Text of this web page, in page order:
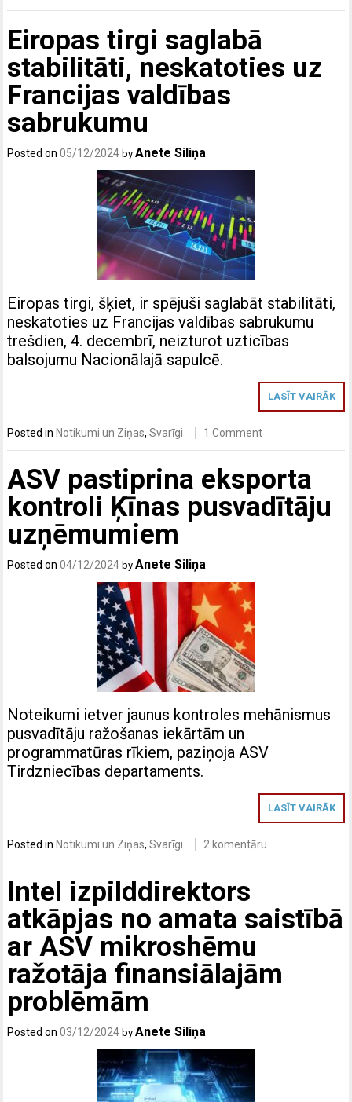
Eiropas tirgi saglabā
stabilitāti, neskatoties uz
Francijas valdības
sabrukumu
Posted on05/12/2024 byAnete Siliņa
Eiropas tirgi, šķiet, ir spējuši saglabāt stabilitāti,
neskatoties uz Francijas valdības sabrukumu
trešdien, 4. decembrī, neizturot uzticības
balsojumu Nacionālajā sapulcē.
LASĪT VAIRĀK
Posted in Notikumi un Ziņas,Svarīgi 1 Comment
ASV pastiprina eksporta
kontroli Ķīnas pusvadītāju
uzņēmumiem
Posted on04/12/2024 byAnete Siliņa
Noteikumi ietver jaunus kontroles mehānismus
pusvadītāju ražošanas iekārtām un
programmatūras rīkiem, paziņoja ASV
Tirdzniecības departaments.
LASĪT VAIRĀK
Posted in Notikumi un Ziņas,Svarīgi 2 komentāru
Intel izpilddirektors
atkāpjas no amata saistībā
ar ASV mikroshēmu
ražotāja finansiālajām
problēmām
Posted on03/12/2024 byAnete Siliņa